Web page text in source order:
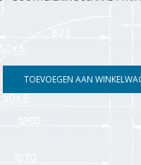
TOEVOEGEN AAN